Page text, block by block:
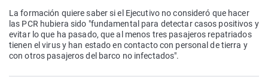
La formación quiere saber si el Ejecutivo no consideró que hacer
las PCR hubiera sido "fundamental para detectar casos positivos y
evitar lo que ha pasado, que al menos tres pasajeros repatriados
tienen el virus y han estado en contacto con personal de tierra y
con otros pasajeros del barco no infectados".